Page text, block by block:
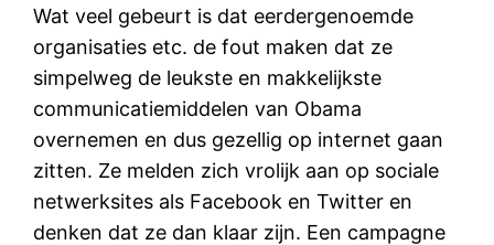
Wat veel gebeurt is dat eerdergenoemde
organisaties etc. de fout maken dat ze
simpelweg de leukste en makkelijkste
communicatiemiddelen van Obama
overnemen en dus gezellig op internet gaan
zitten. Ze melden zich vrolijk aan op sociale
netwerksites als Facebook en Twitter en
denken dat ze dan klaar zijn. Een campagne